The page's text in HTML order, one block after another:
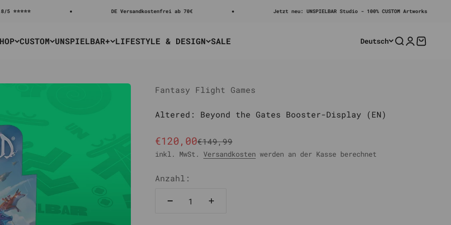
DE Versandkostenfrei ab 70€ Jetzt neu: UNSPIELBAR Studio - 100% CUSTOM Artworks
CUSTOM UNSPIELBAR+ LIFESTYLE & DESIGN SALE Deutsch SucheAnmelden
Fantasy Flight Games
Altered: Beyond the Gates Booster-Display (EN)
Angebot
€120,00Regulärer Preis
€149,99
inkl. MwSt. Versandkosten werden an der Kasse berechnet
Anzahl: